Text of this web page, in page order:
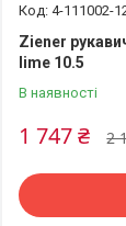
4-111002-
Ziener
lime 10.5
В наявності
2
1 747 ₴